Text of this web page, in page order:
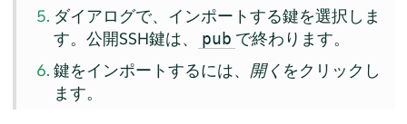
ダイアログで、インポートする鍵を選択しま
す。公開SSH鍵は、
pub で終わります。
鍵をインポートするには、 開く をクリックし
ます。